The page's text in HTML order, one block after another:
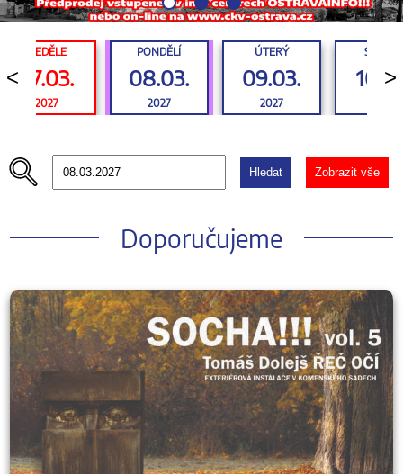
<
NEDĚLE
07.03.
2027
PONDĚLÍ
08.03.
2027
ÚTERÝ
09.03.
2027
STŘEDA
>
Hledat Zobrazit vše
Doporučujeme